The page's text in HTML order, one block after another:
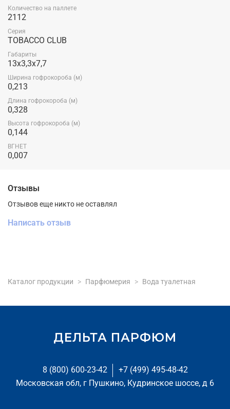
Количество на паллете
2112
Серия
TOBACCO CLUB
Габариты
13x3,3x7,7
Ширина гофрокороба (м)
0,213
Длина гофрокороба (м)
0,328
Высота гофрокороба (м)
0,144
ВГНЕТ
0,007
Отзывы
Отзывов еще никто не оставлял
Написать отзыв
Каталог продукции Парфюмерия Вода туалетная
8 (800) 600-23-42
+7 (499) 495-48-42
Московская обл, г Пушкино, Кудринское шоссе, д 6
ДЕЛЬТА ПАРФЮМ